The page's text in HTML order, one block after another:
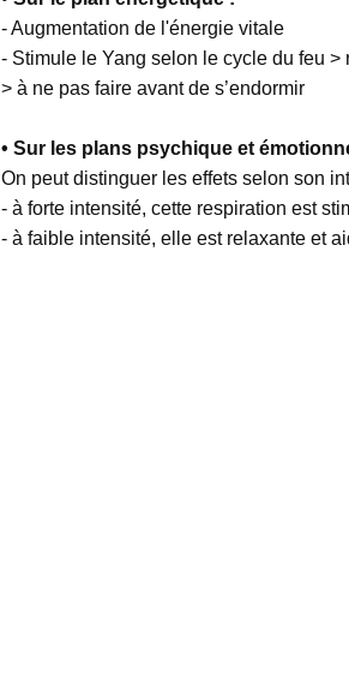
- Augmentation de l'énergie vitale
- Stimule le Yang selon le cycle du feu >
> à ne pas faire avant de s’endormir
• Sur les plans psychique et
On peut distinguer les effets selon son
- à forte intensité, cette respiration est
- à faible intensité, elle est relaxante et